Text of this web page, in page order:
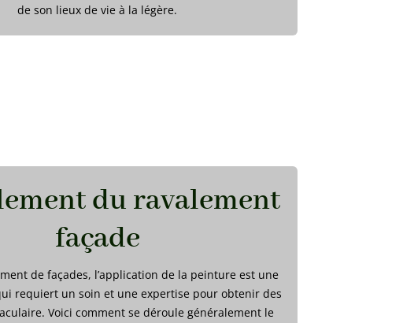
de son lieux de vie à la légère.
du ravalement
façade
de façades, l’application de la peinture est une
requiert un soin et une expertise pour obtenir des
Voici comment se déroule généralement le